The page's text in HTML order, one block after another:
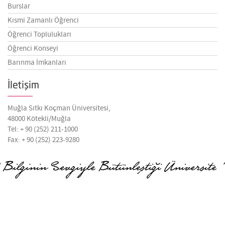
Burslar
Kısmi Zamanlı Öğrenci
Öğrenci Toplulukları
Öğrenci Konseyi
Barınma İmkanları
İletişim
Muğla Sıtkı Koçman Üniversitesi,
48000 Kötekli/Muğla
Tel: + 90 (252) 211-1000
Fax: + 90 (252) 223-9280